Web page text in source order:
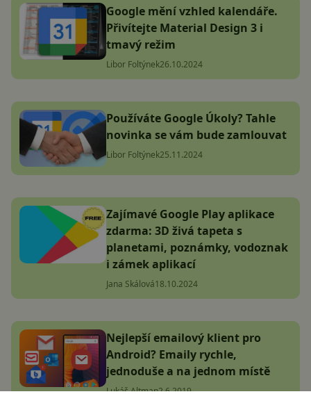
Google mění vzhled kalendáře.
Přivítejte Material Design 3 i
tmavý režim
Libor Foltýnek26.10.2024
Používáte Google Úkoly? Tahle
novinka se vám bude zamlouvat
Libor Foltýnek25.11.2024
Zajímavé Google Play aplikace
zdarma: 3D živá tapeta s
planetami, poznámky, vodoznak
i zámek aplikací
Jana Skálová18.10.2024
Nejlepší emailový klient pro
Android? Emaily rychle,
jednoduše a na jednom místě
Lukáš Altman2.6.2019